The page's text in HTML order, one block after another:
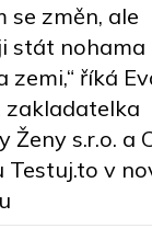
se změn, ale
stát nohama
zemi,“ říká
zakladatelka
Ženy s.r.o. a
v